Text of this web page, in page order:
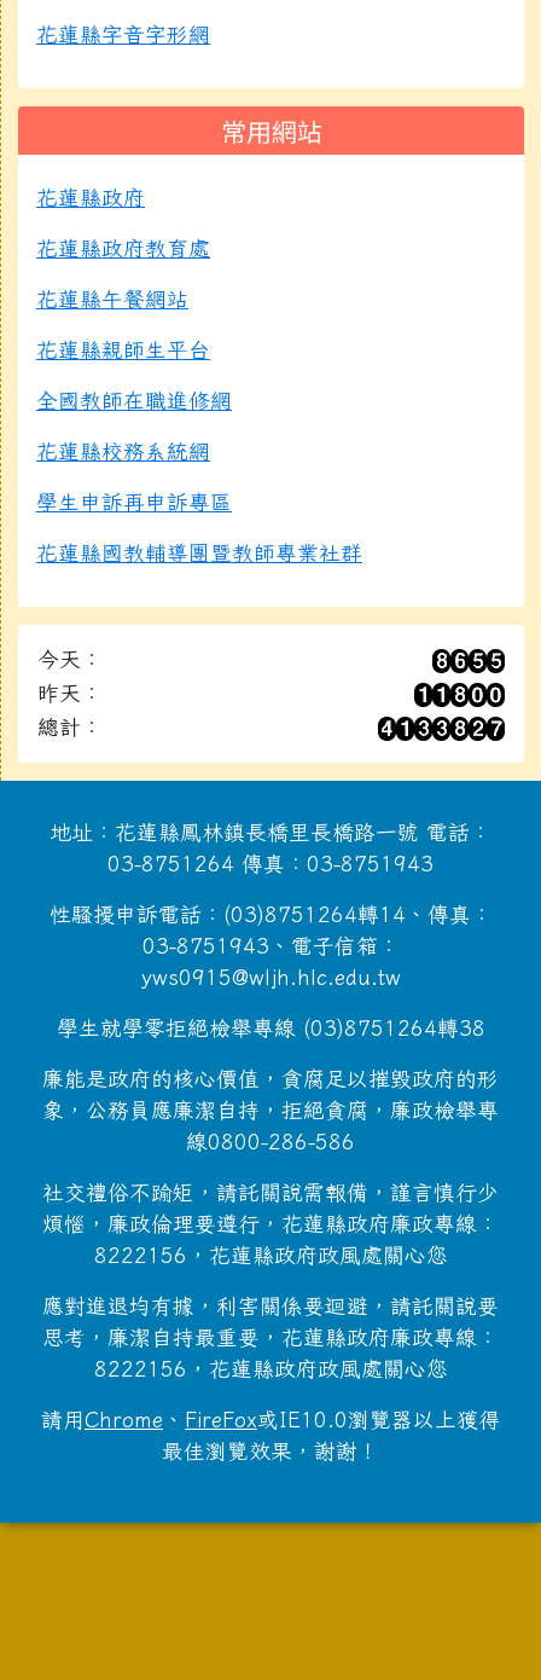
花蓮縣字音字形網
常用網站
花蓮縣政府
花蓮縣政府教育處
花蓮縣午餐網站
花蓮縣親師生平台
全國教師在職進修網
花蓮縣校務系統網
學生申訴再申訴專區
花蓮縣國教輔導團暨教師專業社群
今天：
昨天：
總計：
地址：花蓮縣鳳林鎮長橋里長橋路一號 電話：
03-8751264 傳真：03-8751943
性騷擾申訴電話：(03)8751264轉14、傳真：
03-8751943、電子信箱：
yws0915@wljh.hlc.edu.tw
學生就學零拒絕檢舉專線 (03)8751264轉38
廉能是政府的核心價值，貪腐足以摧毀政府的形
象，公務員應廉潔自持，拒絕貪腐，廉政檢舉專
線0800-286-586
社交禮俗不踰矩，請託關說需報備，謹言慎行少
煩惱，廉政倫理要遵行，花蓮縣政府廉政專線：
8222156，花蓮縣政府政風處關心您
應對進退均有據，利害關係要迴避，請託關說要
思考，廉潔自持最重要，花蓮縣政府廉政專線：
8222156，花蓮縣政府政風處關心您
請用 Chrome 、 FireFox或IE10.0瀏覽器以上獲得
最佳瀏覽效果，謝謝！